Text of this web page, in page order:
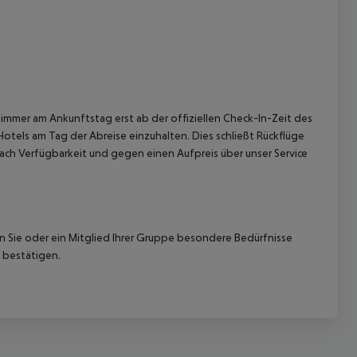
am Ankunftstag erst ab der offiziellen Check-In-Zeit des
am Tag der Abreise einzuhalten. Dies schließt Rückflüge
Verfügbarkeit und gegen einen Aufpreis über unser Service
oder ein Mitglied Ihrer Gruppe besondere Bedürfnisse
bestätigen.